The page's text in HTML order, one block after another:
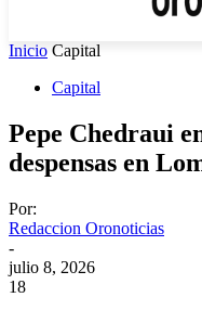
Inicio Capital
Capital
Pepe Chedraui
despensas en
Por:
Redaccion Oronoticias
-
julio 8, 2026
18